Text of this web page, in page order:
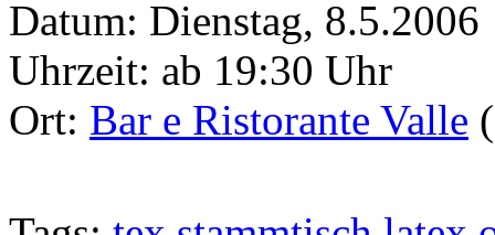
Datum: Dienstag, 8.5.2006
Uhrzeit: ab 19:30 Uhr
Ort: Bar e Ristorante Valle